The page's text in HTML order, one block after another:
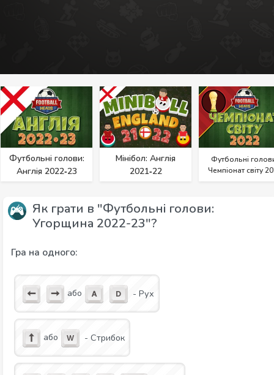
Футбольні голови:
Англія 2022‑23
Мінібол: Англія
2021‑22
Футбольні
Чемпіонат світу
Як грати в "Футбольні голови:
Угорщина 2022-23"?
Гра на одного:
або - Рух
або - Стрибок